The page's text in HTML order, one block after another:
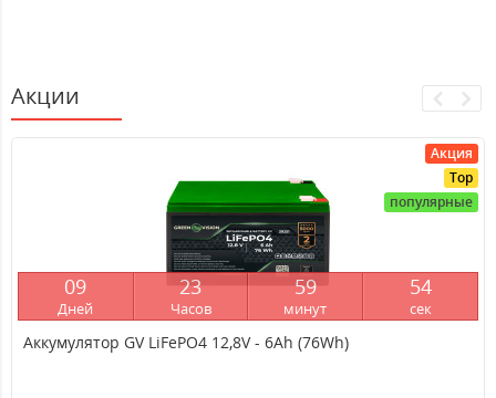
Акции
Акция
Top
популярные
09
Дней
23
Часов
59
минут
54
сек
Аккумулятор GV LiFePО4 12,8V - 6Ah (76Wh)